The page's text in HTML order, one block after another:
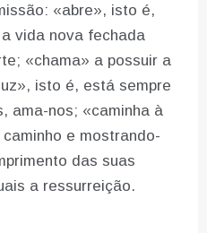
«abre», isto é,
vida nova fechada
«chama» a possuir a
isto é, está sempre
ama-nos; «caminha à
e mostrando-
das suas
a ressurreição.